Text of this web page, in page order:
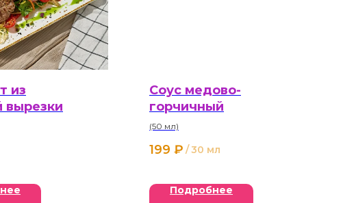
из
вырезки
Соус медово-
горчичный
(50 мл)
199 ₽ /30 мл
Подробнее